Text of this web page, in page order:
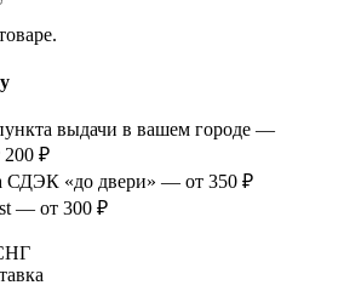
выдачи в вашем городе —
200 ₽
СДЭК «до двери» — от 350 ₽
— от 300 ₽